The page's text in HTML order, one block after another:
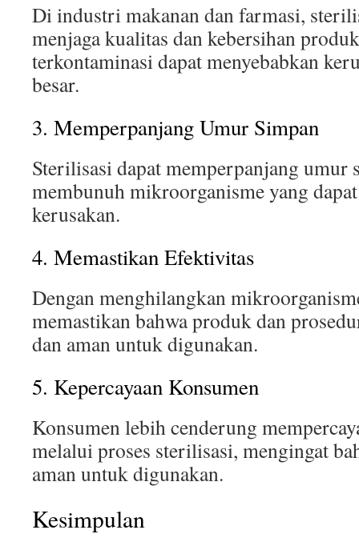
Di industri makanan dan farmasi,
menjaga kualitas dan kebersihan
terkontaminasi dapat menyebabkan
besar.
3. Memperpanjang Umur Simpan
Sterilisasi dapat memperpanjang umur
membunuh mikroorganisme yang
kerusakan.
4. Memastikan Efektivitas
Dengan menghilangkan
memastikan bahwa produk dan
dan aman untuk digunakan.
5. Kepercayaan Konsumen
Konsumen lebih cenderung
melalui proses sterilisasi, mengingat
aman untuk digunakan.
Kesimpulan